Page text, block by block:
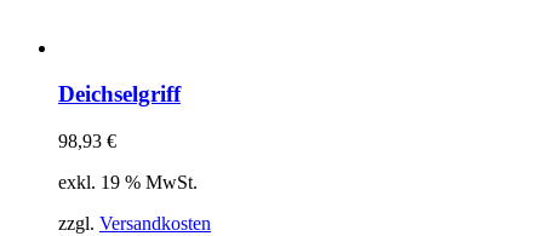
Deichselgriff
98,93 €
exkl. 19 % MwSt.
zzgl. Versandkosten